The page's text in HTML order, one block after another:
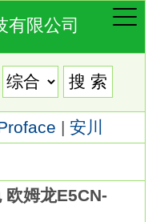
有限公司
| 安川
欧姆龙E5CN-